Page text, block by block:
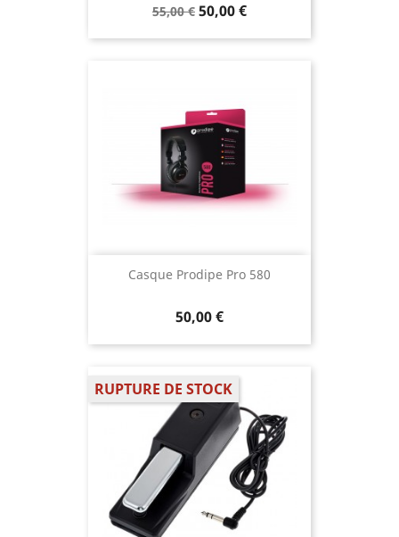
55,00 € 50,00 €
Casque Prodipe Pro 580
50,00 €
RUPTURE DE STOCK